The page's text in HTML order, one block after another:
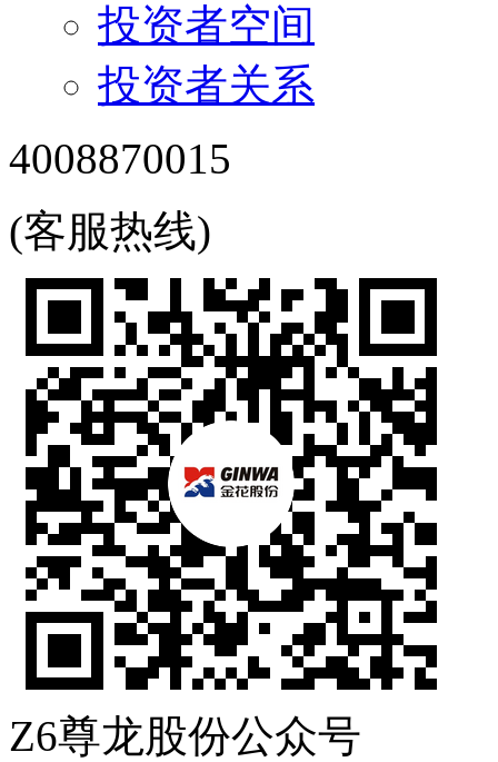
投资者空间
投资者关系
4008870015
(客服热线)
Z6尊龙股份公众号